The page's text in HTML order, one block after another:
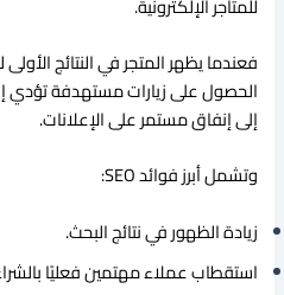
فعندما يظهر المتجر في النتائج
الحصول على زيارات مستهدفة تؤدي
إلى إنفاق مستمر على الإعلانات.
وتشمل أبرز فوائد SEO:
زيادة الظهور في نتائج البحث.
استقطاب عملاء مهتمين فعليًا